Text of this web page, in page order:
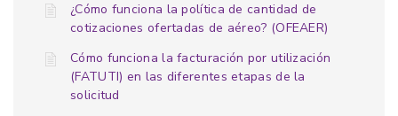
¿Cómo funciona la política de cantidad de
cotizaciones ofertadas de aéreo? (OFEAER)
Cómo funciona la facturación por utilización
(FATUTI) en las diferentes etapas de la
solicitud